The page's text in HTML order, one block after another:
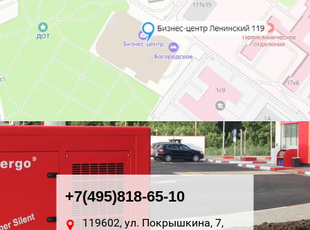
+7(495)818-65-10
119602, ул. Покрышкина, 7,